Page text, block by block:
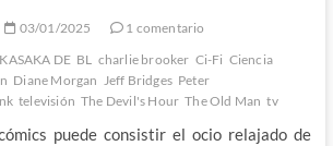
03/01/2025
1 comentario
DE BL charlie brooker Ci-Fi Ciencia
Diane Morgan Jeff Bridges Peter
televisión The Devil's Hour The Old Man tv
puede consistir el ocio relajado de